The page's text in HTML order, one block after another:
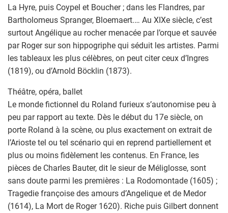
La Hyre, puis Coypel et Boucher ; dans les Flandres, par
Bartholomeus Spranger, Bloemaert.… Au XIXe siècle, c’est
surtout Angélique au rocher menacée par l’orque et sauvée
par Roger sur son hippogriphe qui séduit les artistes. Parmi
les tableaux les plus célèbres, on peut citer ceux d’Ingres
(1819), ou d’Arnold Böcklin (1873).
Théâtre, opéra, ballet
Le monde fictionnel du Roland furieux s’autonomise peu à
peu par rapport au texte. Dès le début du 17e siècle, on
porte Roland à la scène, ou plus exactement on extrait de
l’Arioste tel ou tel scénario qui en reprend partiellement et
plus ou moins fidèlement les contenus. En France, les
pièces de Charles Bauter, dit le sieur de Méliglosse, sont
sans doute parmi les premières : La Rodomontade (1605) ;
Tragedie françoise des amours d’Angelique et de Medor
(1614), La Mort de Roger 1620). Riche puis Gilbert donnent